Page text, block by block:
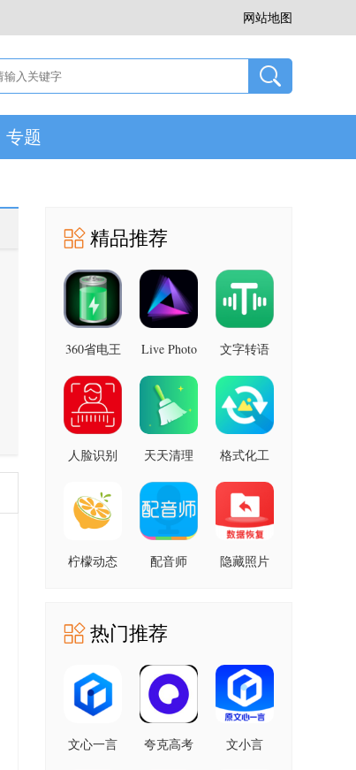
网站地图
专题
精品推荐
360省电王
版
Live Photo
文字转语
卓版
人脸识别
卓版
天天清理
格式化工
柠檬动态
配音师
隐藏照片
热门推荐
文心一言
夸克高考
文小言